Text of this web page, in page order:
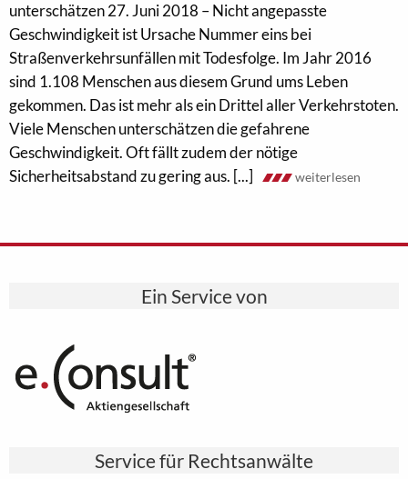
unterschätzen 27. Juni 2018 – Nicht angepasste
Geschwindigkeit ist Ursache Nummer eins bei
Straßenverkehrsunfällen mit Todesfolge. Im Jahr 2016
sind 1.108 Menschen aus diesem Grund ums Leben
gekommen. Das ist mehr als ein Drittel aller Verkehrstoten.
Viele Menschen unterschätzen die gefahrene
Geschwindigkeit. Oft fällt zudem der nötige
Sicherheitsabstand zu gering aus. [...]
weiterlesen
Ein Service von
Service für Rechtsanwälte